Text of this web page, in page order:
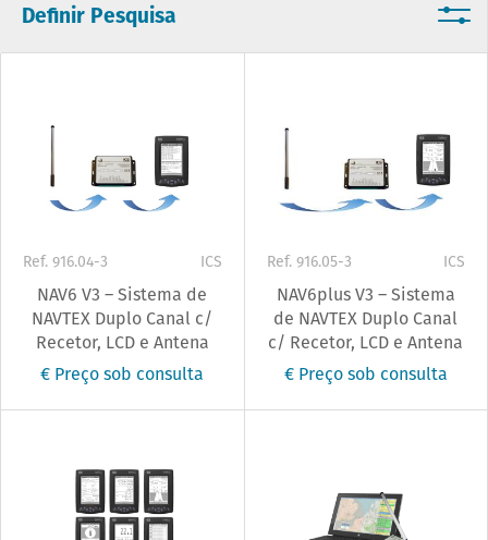
Definir Pesquisa
Ref. 916.04-3 ICS
NAV6 V3 – Sistema de
NAVTEX Duplo Canal c/
Recetor, LCD e Antena
€ Preço sob consulta
Ref. 916.05-3 ICS
NAV6plus V3 – Sistema
de NAVTEX Duplo Canal
c/ Recetor, LCD e Antena
€ Preço sob consulta